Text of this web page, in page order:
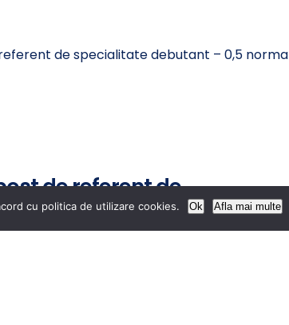
de specialitate debutant – 0,5 norma
de referent de
cu politica de utilizare cookies. Ok Afla mai multe